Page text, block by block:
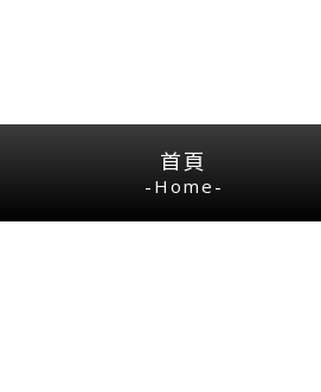
首頁
-Home-